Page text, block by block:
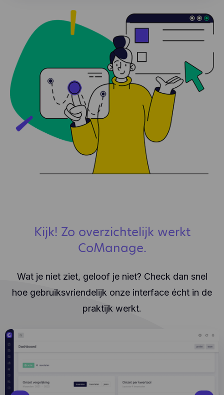
Kijk! Zo overzichtelijk werkt
CoManage.
Wat je niet ziet, geloof je niet? Check dan snel
hoe gebruiksvriendelijk onze interface écht in de
praktijk werkt.